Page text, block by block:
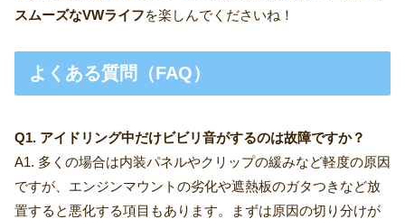
スムーズなVWライフを楽しんでくださいね！
よくある質問（FAQ）
Q1. アイドリング中だけビビリ音がするのは故障ですか？
A1. 多くの場合は内装パネルやクリップの緩みなど軽度の原因
ですが、エンジンマウントの劣化や遮熱板のガタつきなど放
置すると悪化する項目もあります。まずは原因の切り分けが